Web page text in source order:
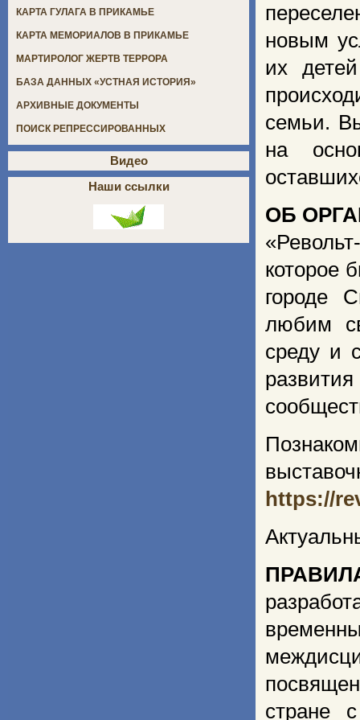
новым
их
семьи.
на
ОБ
которое
городе
любим
среду и
https://
стране
КАРТА ГУЛАГА В ПРИКАМЬЕ
КАРТА МЕМОРИАЛОВ В ПРИКАМЬЕ
МАРТИРОЛОГ ЖЕРТВ ТЕРРОРА
БАЗА ДАННЫХ «УСТНАЯ ИСТОРИЯ»
АРХИВНЫЕ ДОКУМЕНТЫ
ПОИСК РЕПРЕССИРОВАННЫХ
Видео
Наши ссылки